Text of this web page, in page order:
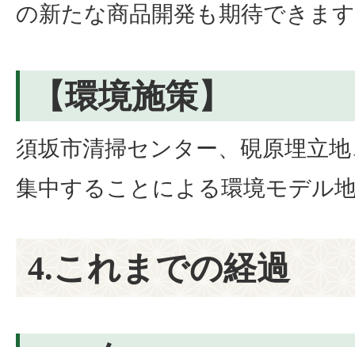
の新たな商品開発も期待できま
【環境施策】
須坂市清掃センター、硯原埋立
集中することによる環境モデル
4.これまでの経過